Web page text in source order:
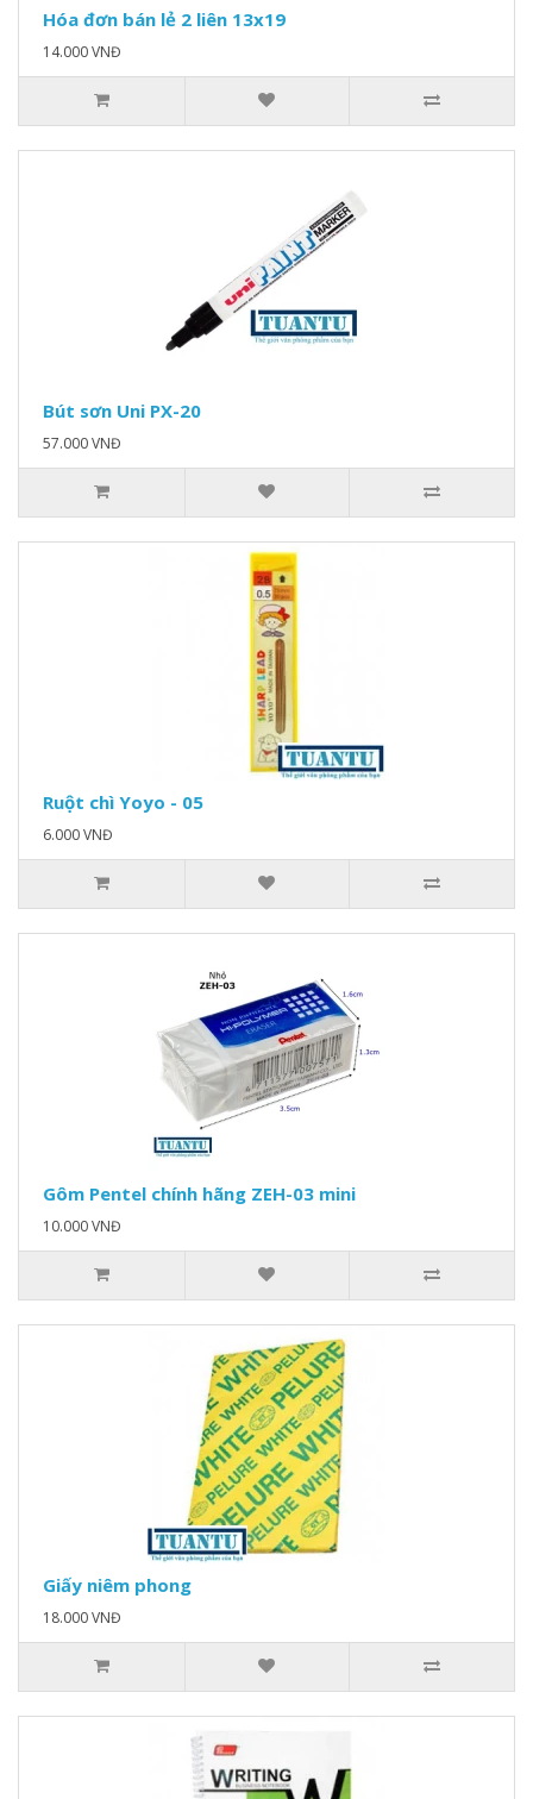
Hóa đơn bán lẻ 2 liên 13x19
14.000 VNĐ
Bút sơn Uni PX-20
57.000 VNĐ
Ruột chì Yoyo - 05
6.000 VNĐ
Gôm Pentel chính hãng ZEH-03 mini
10.000 VNĐ
Giấy niêm phong
18.000 VNĐ